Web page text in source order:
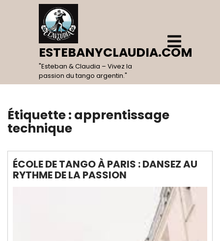
ESTEBANYCLAUDIA.COM
"Esteban & Claudia – Vivez la
passion du tango argentin."
Open
Menu
Étiquette : apprentissage
technique
ÉCOLE DE TANGO À PARIS : DANSEZ AU
RYTHME DE LA PASSION